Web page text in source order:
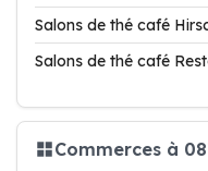
Salons de thé café
Salons de thé café
Commerces à